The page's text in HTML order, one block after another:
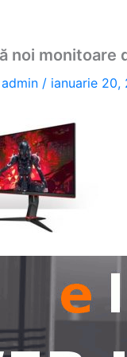
noi
admin / ianuarie 20,